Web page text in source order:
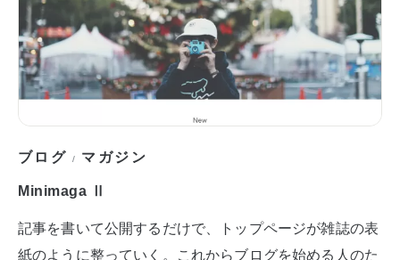
ブログ / マガジン
Minimaga Ⅱ
記事を書いて公開するだけで、トップページが雑誌の表
紙のように整っていく。これからブログを始める人のた